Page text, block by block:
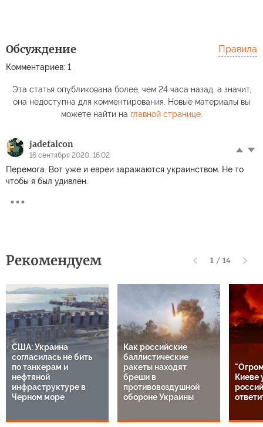
Обсуждение
Комментариев: 1
Правила
Эта статья опубликована более, чем 24 часа назад, а значит,
она недоступна для комментирования. Новые материалы вы
можете найти на главной странице.
jadefalcon
16 сентября 2020, 16:02
Перемога. Вот уже и евреи заражаются украинством. Не то
чтобы я был удивлён.
Рекомендуем 1 / 14
США: Украина
согласилась не бить
по танкерам и
нефтяной
инфраструктуре в
Черном море
Как российские
баллистические
ракеты находят
бреши в
противовоздушной
обороне Украины
Киеве